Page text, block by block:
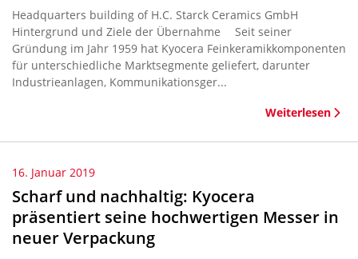
Headquarters building of H.C. Starck Ceramics GmbH
Hintergrund und Ziele der Übernahme Seit seiner
Gründung im Jahr 1959 hat Kyocera Feinkeramikkomponenten
für unterschiedliche Marktsegmente geliefert, darunter
Industrieanlagen, Kommunikationsger...
Weiterlesen
16. Januar 2019
Scharf und nachhaltig: Kyocera
präsentiert seine hochwertigen Messer in
neuer Verpackung